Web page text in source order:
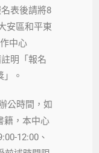
表後請將8
安區和平東
中心
明「報名
。
公時間，如
籍，本中心
12:00、